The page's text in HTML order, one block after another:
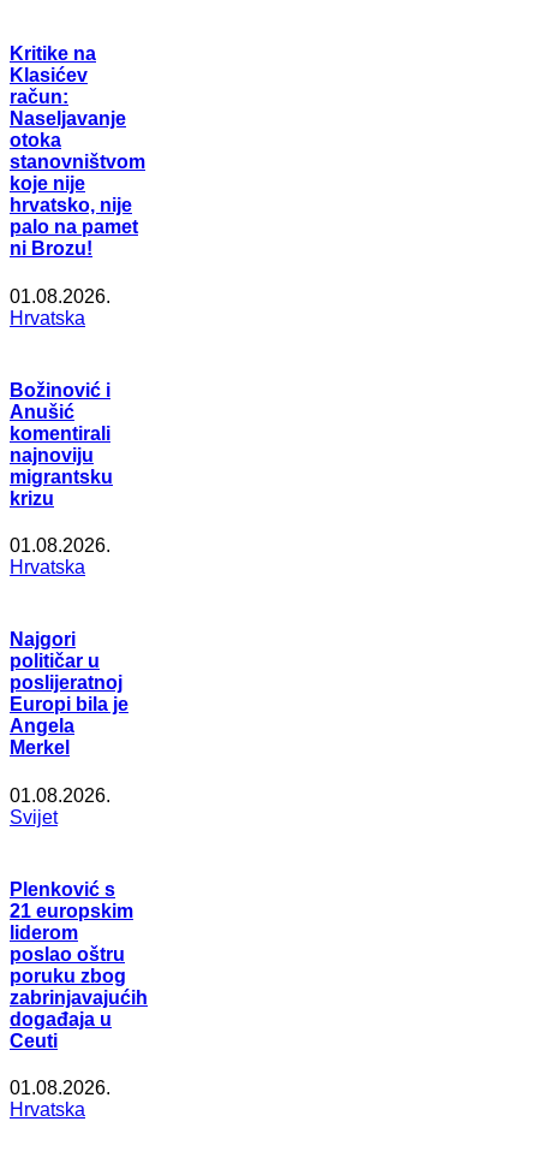
Kritike na
Klasićev
račun:
Naseljavanje
otoka
stanovništvom
koje nije
hrvatsko, nije
palo na pamet
ni Brozu!
01.08.2026.
Hrvatska
Božinović i
Anušić
komentirali
najnoviju
migrantsku
krizu
01.08.2026.
Hrvatska
Najgori
političar u
poslijeratnoj
Europi bila je
Angela
Merkel
01.08.2026.
Svijet
Plenković s
21 europskim
liderom
poslao oštru
poruku zbog
zabrinjavajućih
događaja u
Ceuti
01.08.2026.
Hrvatska